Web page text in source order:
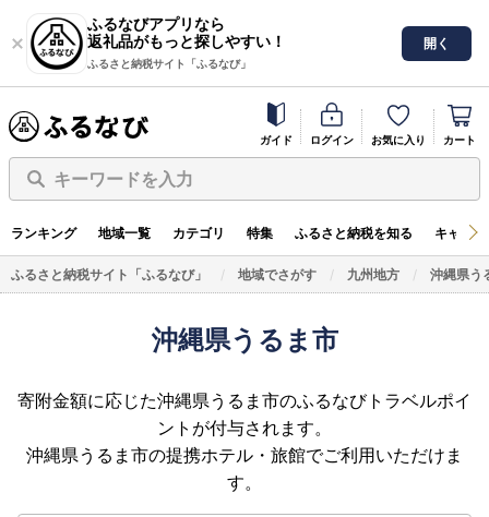
ふるなびアプリなら
返礼品がもっと探しやすい！
ふるさと納税サイト「ふるなび」
開く
ガイド ログイン お気に入り カート
キーワードを入力
ランキング 地域一覧 カテゴリ 特集 ふるさと納税を知る キャン
ふるさと納税サイト「ふるなび」 地域でさがす 九州地方 沖縄県う
沖縄県うるま市
寄附金額に応じた沖縄県うるま市のふるなびトラベルポイ
ントが付与されます。
沖縄県うるま市の提携ホテル・旅館でご利用いただけま
す。